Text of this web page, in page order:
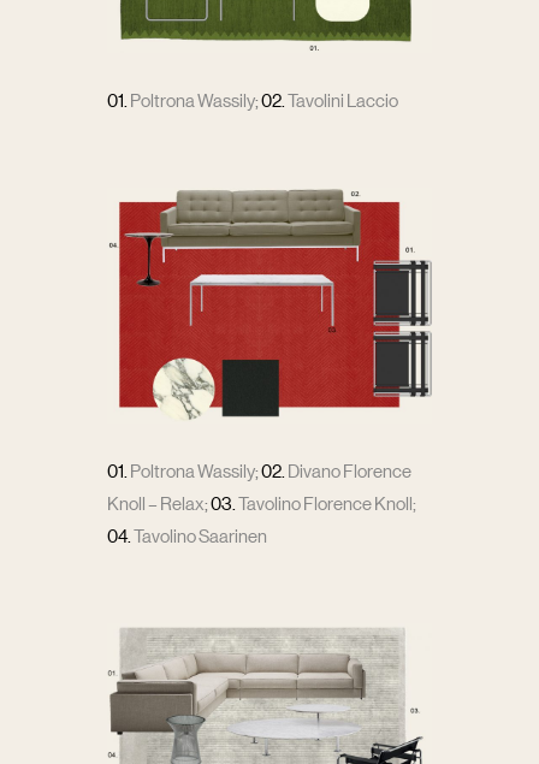
01. Poltrona Wassily;02. Tavolini Laccio
01. Poltrona Wassily;02. Divano Florence
Knoll – Relax;03. Tavolino Florence Knoll;
04. Tavolino Saarinen